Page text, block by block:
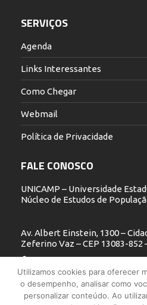
SERVIÇOS
Agenda
Links Interessantes
Como Chegar
Webmail
Política de Privacidade
FALE CONOSCO
UNICAMP – Universidade
Núcleo de Estudos de
Av. Albert Einstein, 1300 –
Zeferino Vaz – CEP 13083-852
19 3521.5900
nepo@unicamp.br
Utilizamos cookies para oferecer
o desempenho, analisar como
personalizar conteúdo. Ao